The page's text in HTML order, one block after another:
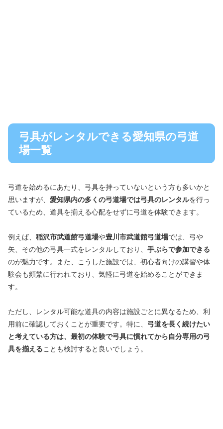
弓具がレンタルできる愛知県の弓道
場一覧
弓道を始めるにあたり、弓具を持っていないという方も多いかと
思いますが、 愛知県内の多くの弓道場では弓具のレンタルを行っ
ているため、道具を揃える心配をせずに弓道を体験できます。
例えば、 稲沢市武道館弓道場や豊川市武道館弓道場では、弓や
矢、その他の弓具一式をレンタルしており、 手ぶらで参加できる
のが魅力です。また、こうした施設では、初心者向けの講習や体
験会も頻繁に行われており、気軽に弓道を始めることができま
す。
ただし、レンタル可能な道具の内容は施設ごとに異なるため、利
用前に確認しておくことが重要です。特に、 弓道を長く続けたい
と考えている方は、最初の体験で弓具に慣れてから自分専用の弓
具を揃えることも検討すると良いでしょう。